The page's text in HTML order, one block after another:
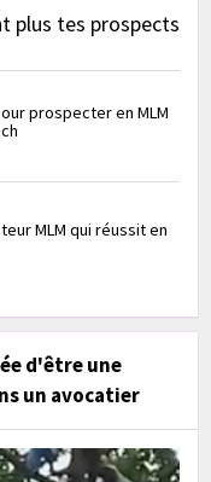
plus tes prospects
prospecter en MLM
MLM qui réussit en
d'être une
un avocatier